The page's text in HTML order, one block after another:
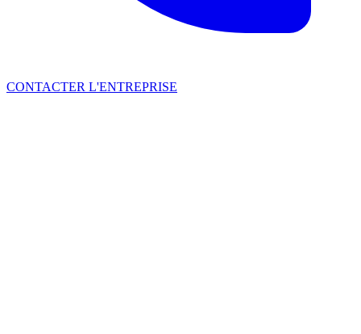
CONTACTER L'ENTREPRISE